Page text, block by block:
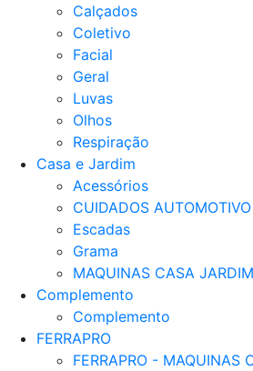
Calçados
Coletivo
Facial
Geral
Luvas
Olhos
Respiração
Casa e Jardim
Acessórios
CUIDADOS AUTOMOTIVO
Escadas
Grama
MAQUINAS CASA JARDIM
Complemento
Complemento
FERRAPRO
FERRAPRO - MAQUINAS